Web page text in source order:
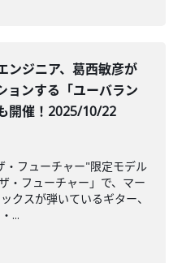
ンジニア、葛西敏彦が
ョンする「ユーバラン
開催！2025/10/22
フューチャー"限定モデル
・フューチャー」で、マー
クスが弾いているギター、
...